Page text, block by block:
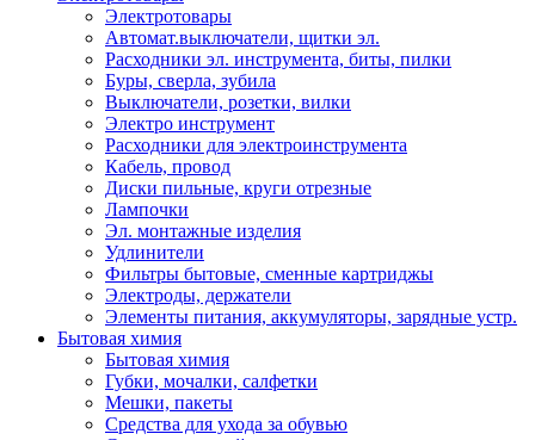
Электротовары
Автомат.выключатели, щитки эл.
Расходники эл. инструмента, биты, пилки
Буры, сверла, зубила
Выключатели, розетки, вилки
Электро инструмент
Расходники для электроинструмента
Кабель, провод
Диски пильные, круги отрезные
Лампочки
Эл. монтажные изделия
Удлинители
Фильтры бытовые, сменные картриджы
Электроды, держатели
Элементы питания, аккумуляторы, зарядные устр.
Бытовая химия
Бытовая химия
Губки, мочалки, салфетки
Мешки, пакеты
Средства для ухода за обувью